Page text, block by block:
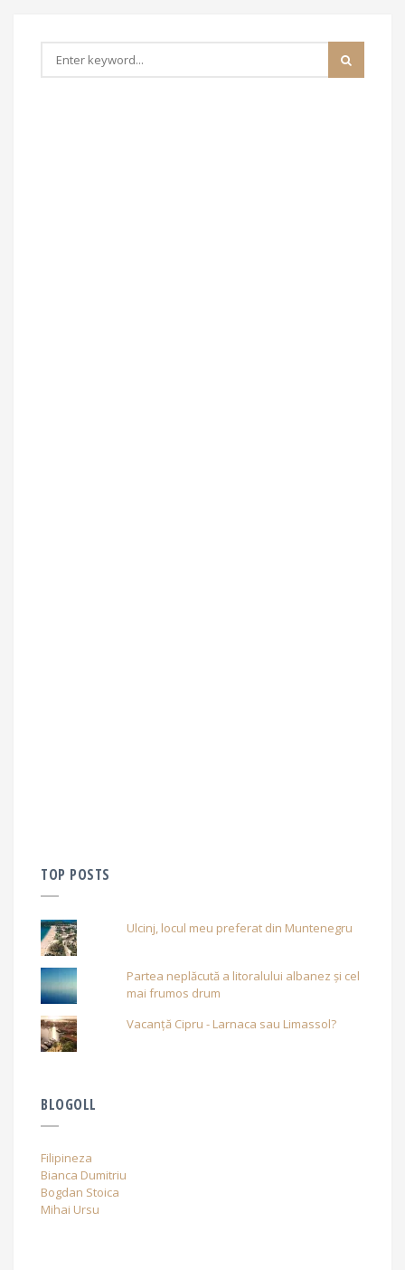
TOP POSTS
Ulcinj, locul meu preferat din Muntenegru
Partea neplăcută a litoralului albanez și cel
mai frumos drum
Vacanță Cipru - Larnaca sau Limassol?
BLOGOLL
Filipineza
Bianca Dumitriu
Bogdan Stoica
Mihai Ursu